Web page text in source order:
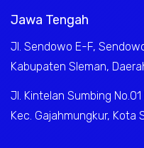
Jawa Tengah
Jl. Sendowo E-F,
Kabupaten Sleman,
Jl. Kintelan Sumbing
Kec. Gajahmungkur, Kota